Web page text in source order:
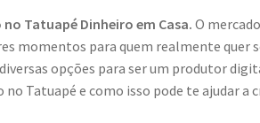
no Tatuapé Dinheiro em Casa. O
momentos para quem realmente
opções para ser um produtor
no Tatuapé e como isso pode te ajudar a